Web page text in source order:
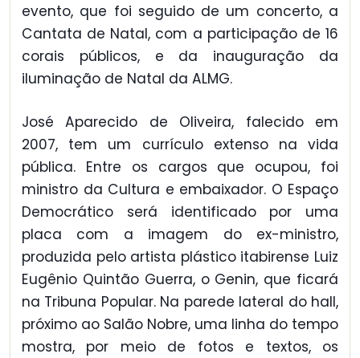
evento, que foi seguido de um concerto, a
Cantata de Natal, com a participação de 16
corais públicos, e da inauguração da
iluminação de Natal da ALMG.
José Aparecido de Oliveira, falecido em
2007, tem um currículo extenso na vida
pública. Entre os cargos que ocupou, foi
ministro da Cultura e embaixador. O Espaço
Democrático será identificado por uma
placa com a imagem do ex-ministro,
produzida pelo artista plástico itabirense Luiz
Eugênio Quintão Guerra, o Genin, que ficará
na Tribuna Popular. Na parede lateral do hall,
próximo ao Salão Nobre, uma linha do tempo
mostra, por meio de fotos e textos, os